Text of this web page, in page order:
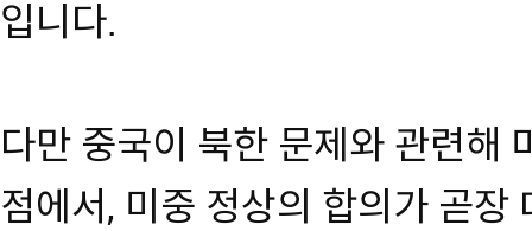
입니다.
다만 중국이 북한 문제와 관련해
점에서, 미중 정상의 합의가 곧장